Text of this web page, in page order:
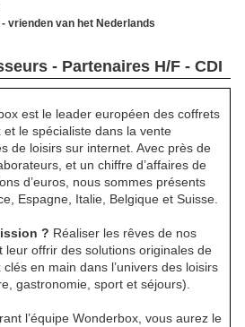
vrienden van het Nederlands
- Partenaires H/F - CDI
est le leader européen des coffrets
et le spécialiste dans la vente
de loisirs sur internet. Avec près de
et un chiffre d’affaires de
d’euros, nous sommes présents
Espagne, Italie, Belgique et Suisse.
? Réaliser les rêves de nos
leur offrir des solutions originales de
clés en main dans l’univers des loisirs
gastronomie, sport et séjours).
l’équipe Wonderbox, vous aurez le